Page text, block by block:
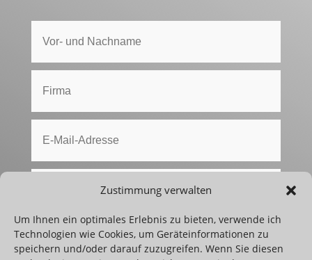
Zustimmung verwalten
Um Ihnen ein optimales Erlebnis zu bieten, verwende ich
Technologien wie Cookies, um Geräteinformationen zu
speichern und/oder darauf zuzugreifen. Wenn Sie diesen